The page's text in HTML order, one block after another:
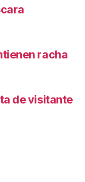
racha
de visitante